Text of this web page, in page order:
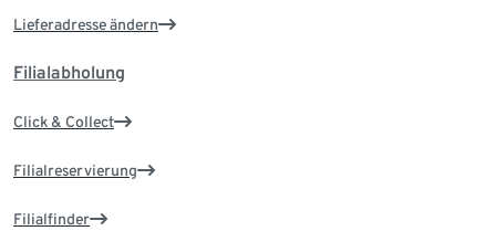
Lieferadresse ändern
Filialabholung
Click & Collect
Filialreservierung
Filialfinder